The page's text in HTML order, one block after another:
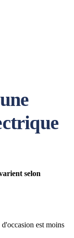
selon
est moins